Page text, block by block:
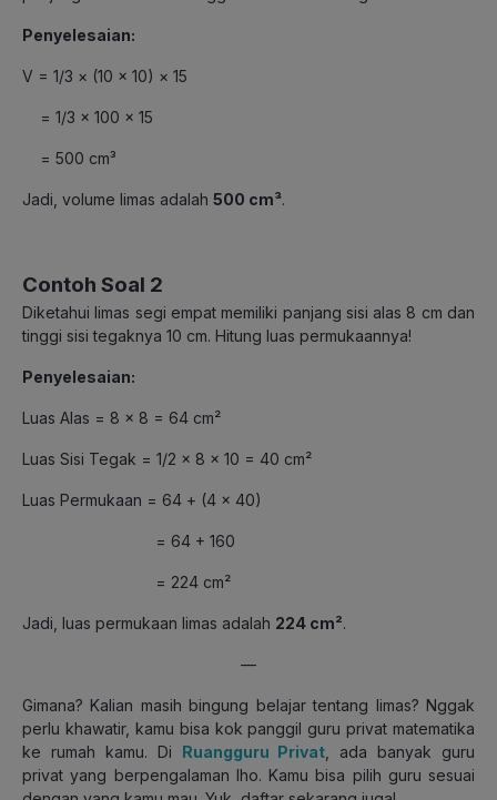
Penyelesaian:
V = 1/3 × (10 × 10) × 15
= 1/3 × 100 × 15
= 500 cm³
Jadi, volume limas adalah 500 cm³.
Contoh Soal 2
Diketahui limas segi empat memiliki panjang sisi alas 8 cm dan
tinggi sisi tegaknya 10 cm. Hitung luas permukaannya!
Penyelesaian:
Luas Alas = 8 × 8 = 64 cm²
Luas Sisi Tegak = 1/2 × 8 × 10 = 40 cm²
Luas Permukaan = 64 + (4 × 40)
= 64 + 160
= 224 cm²
Jadi, luas permukaan limas adalah 224 cm².
—
Gimana? Kalian masih bingung belajar tentang limas? Nggak
perlu khawatir, kamu bisa kok panggil guru privat matematika
ke rumah kamu. Di
Ruangguru Privat, ada banyak guru
privat yang berpengalaman lho. Kamu bisa pilih guru sesuai